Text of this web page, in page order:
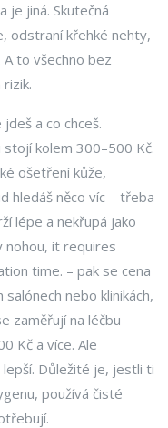
je jiná. Skutečná
odstraní křehké nehty,
A to všechno bez
a co chceš.
stojí kolem 300–500 Kč.
ošetření kůže,
hledáš něco víc – třeba
lépe a nekřupá jako
nohou, it requires
time. – pak se cena
nebo klinikách,
zaměřují na léčbu
Kč a více. Ale
Důležité je, jestli ti
používá čisté